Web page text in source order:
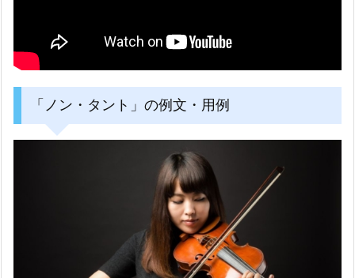
「ノン・タント」の例文・用例